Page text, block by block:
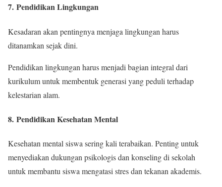
7. Pendidikan Lingkungan
Kesadaran akan pentingnya menjaga lingkungan harus
ditanamkan sejak dini.
Pendidikan lingkungan harus menjadi bagian integral dari
kurikulum untuk membentuk generasi yang peduli terhadap
kelestarian alam.
8. Pendidikan Kesehatan Mental
Kesehatan mental siswa sering kali terabaikan. Penting untuk
menyediakan dukungan psikologis dan konseling di sekolah
untuk membantu siswa mengatasi stres dan tekanan akademis.